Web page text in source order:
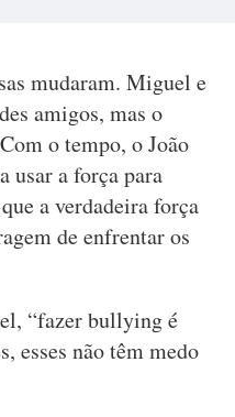
mudaram. Miguel e
amigos, mas o
o tempo, o João
usar a força para
a verdadeira força
de enfrentar os
“fazer bullying é
esses não têm medo